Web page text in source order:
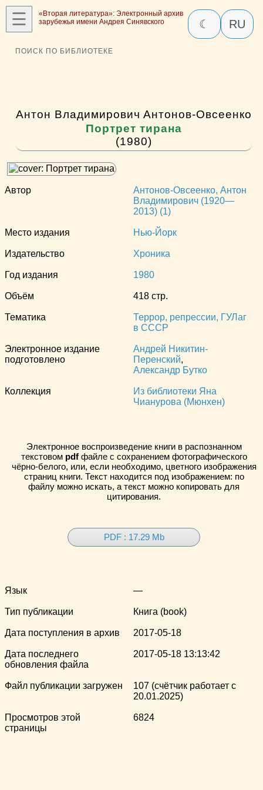
☰
«Вторая литература»: Электронный архив
зарубежья имени Андрея Синявского
☾ RU
ПОИСК ПО БИБЛИОТЕКЕ
Антон Владимирович Антонов-Овсеенко
Портрет тирана
(1980)
Автор
Антонов-Овсеенко, Антон
Владимирович (1920—
2013) (1)
Место издания Нью-Йорк
Издательство Хроника
Год издания 1980
Объём 418 стр.
Тематика
Террор, репрессии, ГУЛаг
в СССР
Электронное издание
подготовлено
Андрей Никитин-
Перенский,
Александр Бутко
Коллекция
Из библиотеки Яна
Чианурова (Мюнхен)
Электронное воспроизведение книги в распознанном
текстовом pdfфайле с сохранением фотографического
чёрно-белого, или, если необходимо, цветного изображения
страниц книги. Текст находится под изображением: по
файлу можно искать, а текст можно копировать для
цитирования.
PDF : 17.29 Mb
Язык —
Тип публикации Книга (book)
Дата поступления в архив 2017-05-18
Дата последнего
обновления файла
2017-05-18 13:13:42
Файл публикации загружен
107 (счётчик работает с
20.01.2025)
Просмотров этой
страницы
6824